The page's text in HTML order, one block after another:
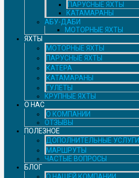
ПАРУСНЫЕ ЯХТЫ
КАТАМАРАНЫ
АБУ-ДАБИ
МОТОРНЫЕ ЯХТЫ
ЯХТЫ
МОТОРНЫЕ ЯХТЫ
ПАРУСНЫЕ ЯХТЫ
КАТЕРА
КАТАМАРАНЫ
ГУЛЕТЫ
КРУПНЫЕ ЯХТЫ
О НАС
О КОМПАНИИ
ОТЗЫВЫ
ПОЛЕЗНОЕ
ДОПОЛНИТЕЛЬНЫЕ УСЛУГИ
МАРШРУТЫ
ЧАСТЫЕ ВОПРОСЫ
БЛОГ